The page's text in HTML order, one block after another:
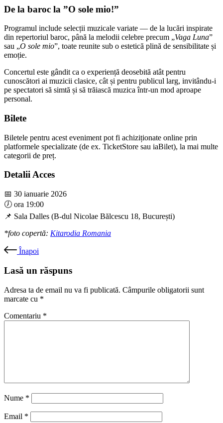
De la baroc la ”O sole mio!”
Programul include selecții muzicale variate — de la lucări inspirate
din repertoriul baroc, până la melodii celebre precum „Vaga Luna”
sau „O sole mio”, toate reunite sub o estetică plină de sensibilitate și
emoție.
Concertul este gândit ca o experiență deosebită atât pentru
cunoscători ai muzicii clasice, cât și pentru publicul larg, invitându-i
pe spectatori să simtă și să trăiască muzica într-un mod aproape
personal.
Bilete
Biletele pentru acest eveniment pot fi achiziționate online prin
platformele specializate (de ex. TicketStore sau iaBilet), la mai multe
categorii de preț.
Detalii Acces
📅 30 ianuarie 2026
🕖 ora 19:00
📌 Sala Dalles (B-dul Nicolae Bălcescu 18, București)
*foto copertă: Kitarodia Romania
Înapoi
Lasă un răspuns
Adresa ta de email nu va fi publicată. Câmpurile obligatorii sunt
marcate cu *
Comentariu *
Nume *
Email *